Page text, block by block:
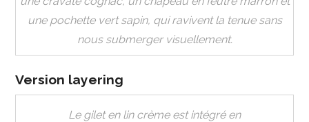
une pochette vert sapin, qui ravivent la tenue sans
nous submerger visuellement.
Version layering
Le gilet en lin crème est intégré en